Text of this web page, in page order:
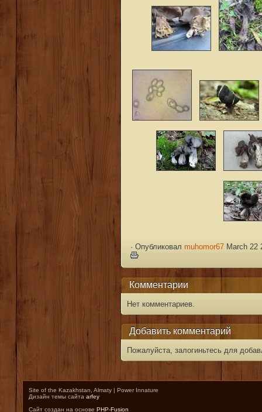
· Опубликовал muhomor67 March 22
Комментарии
Нет комментариев.
Добавить комментарий
Пожалуйста, залогиньтесь для
Site of the Kazakhstan, Almaty | Power Innature
Дизайн темы сайта arfey
Сайт создан на основе PHP-Fusion